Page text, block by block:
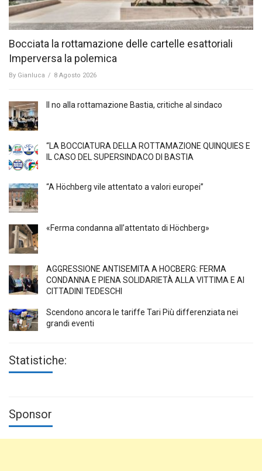
Bocciata la rottamazione delle cartelle esattoriali
Imperversa la polemica
By Gianluca / 8 Agosto 2026
Il no alla rottamazione Bastia, critiche al sindaco
“LA BOCCIATURA DELLA ROTTAMAZIONE QUINQUIES E
IL CASO DEL SUPERSINDACO DI BASTIA
“A Höchberg vile attentato a valori europei”
«Ferma condanna all’attentato di Höchberg»
AGGRESSIONE ANTISEMITA A HÖCBERG: FERMA
CONDANNA E PIENA SOLIDARIETÀ ALLA VITTIMA E AI
CITTADINI TEDESCHI
Scendono ancora le tariffe Tari Più differenziata nei
grandi eventi
Statistiche:
Sponsor